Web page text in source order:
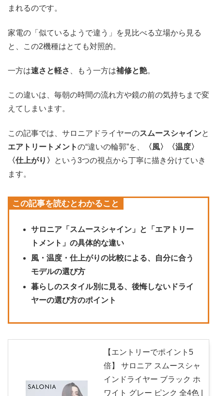
まれるのです。
家電の「似ているようで違う」を見比べる立場から見る
と、この2機種はとても対照的。
一方は速さと軽さ 、もう一方は補修と艶。
この違いは、毎朝の時間の流れ方や鏡の前の気持ちまで変
えてしまいます。
この記事では、サロニアドライヤーのスムースシャインと
エアトリートメントの“違いの輪郭”を、
〈風〉〈温度〉
〈仕上がり〉
という3つの視点から丁寧に描き分けていき
ます。
この記事を読むとわかること
サロニア「スムースシャイン」と「エアトリー
トメント」の具体的な違い
風・温度・仕上がりの比較による、自分に合う
モデルの選び方
暮らしのスタイル別に見る、後悔しないドライ
ヤーの選び方のポイント
【エントリーでポイント5
倍】 サロニア スムースシャ
インドライヤー ブラック ホ
ワイト グレー ピンク 全4色 |